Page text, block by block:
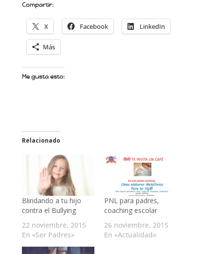
Compartir:
X Facebook LinkedIn
Más
Me gusta esto:
Relacionado
Blindando a tu hijo
contra el Bullying
22 noviembre, 2015
En «Ser Padres»
PNL para padres,
coaching escolar
26 noviembre, 2015
En «Actualidad»